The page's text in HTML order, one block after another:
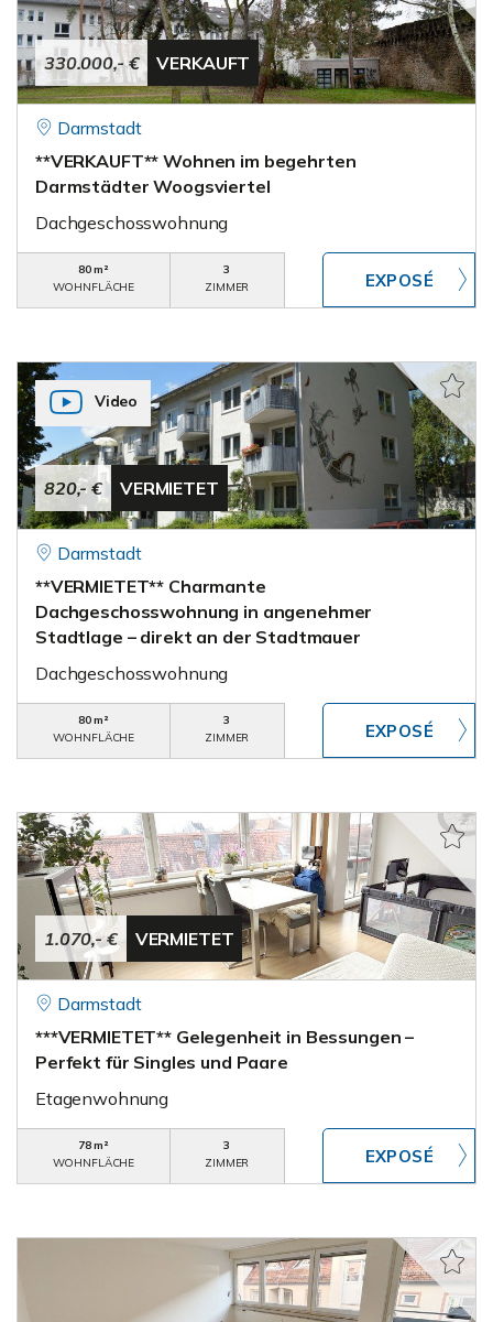
330.000,- € VERKAUFT
Darmstadt
**VERKAUFT** Wohnen im begehrten
Darmstädter Woogsviertel
Dachgeschosswohnung
80 m²
WOHNFLÄCHE
3
ZIMMER
820,- € VERMIETET
Video
Darmstadt
**VERMIETET** Charmante
Dachgeschosswohnung in angenehmer
Stadtlage – direkt an der Stadtmauer
Dachgeschosswohnung
80 m²
WOHNFLÄCHE
3
ZIMMER
1.070,- € VERMIETET
Darmstadt
***VERMIETET** Gelegenheit in Bessungen –
Perfekt für Singles und Paare
Etagenwohnung
78 m²
WOHNFLÄCHE
3
ZIMMER